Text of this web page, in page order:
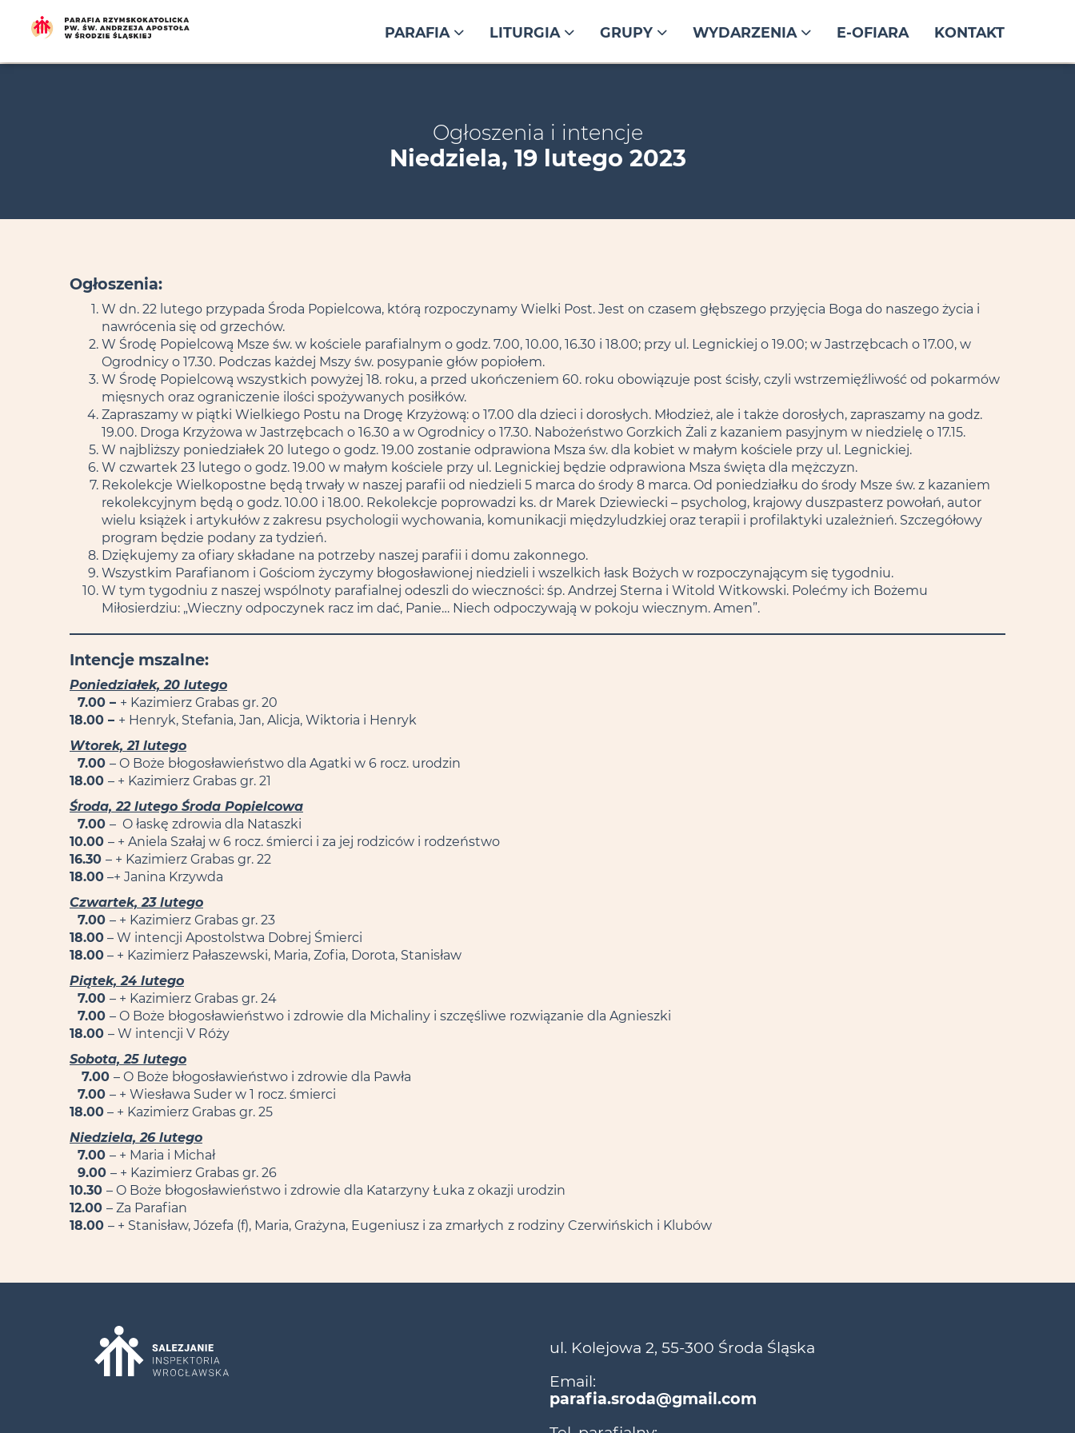
PARAFIA LITURGIA GRUPY WYDARZENIA E-OFIARA KONTAKT
Ogłoszenia i intencje
Niedziela, 19 lutego 2023
Ogłoszenia:
W dn. 22 lutego przypada Środa Popielcowa, którą rozpoczynamy Wielki Post. Jest on czasem głębszego przyjęcia Boga do naszego życia i
nawrócenia się od grzechów.
W Środę Popielcową Msze św. w kościele parafialnym o godz. 7.00, 10.00, 16.30 i 18.00; przy ul. Legnickiej o 19.00; w Jastrzębcach o 17.00, w
Ogrodnicy o 17.30. Podczas każdej Mszy św. posypanie głów popiołem.
W Środę Popielcową wszystkich powyżej 18. roku, a przed ukończeniem 60. roku obowiązuje post ścisły, czyli wstrzemięźliwość od pokarmów
mięsnych oraz ograniczenie ilości spożywanych posiłków.
Zapraszamy w piątki Wielkiego Postu na Drogę Krzyżową: o 17.00 dla dzieci i dorosłych. Młodzież, ale i także dorosłych, zapraszamy na godz.
19.00. Droga Krzyżowa w Jastrzębcach o 16.30 a w Ogrodnicy o 17.30. Nabożeństwo Gorzkich Żali z kazaniem pasyjnym w niedzielę o 17.15.
W najbliższy poniedziałek 20 lutego o godz. 19.00 zostanie odprawiona Msza św. dla kobiet w małym kościele przy ul. Legnickiej.
W czwartek 23 lutego o godz. 19.00 w małym kościele przy ul. Legnickiej będzie odprawiona Msza święta dla mężczyzn.
Rekolekcje Wielkopostne będą trwały w naszej parafii od niedzieli 5 marca do środy 8 marca. Od poniedziałku do środy Msze św. z kazaniem
rekolekcyjnym będą o godz. 10.00 i 18.00. Rekolekcje poprowadzi ks. dr Marek Dziewiecki – psycholog, krajowy duszpasterz powołań, autor
wielu książek i artykułów z zakresu psychologii wychowania, komunikacji międzyludzkiej oraz terapii i profilaktyki uzależnień. Szczegółowy
program będzie podany za tydzień.
Dziękujemy za ofiary składane na potrzeby naszej parafii i domu zakonnego.
Wszystkim Parafianom i Gościom życzymy błogosławionej niedzieli i wszelkich łask Bożych w rozpoczynającym się tygodniu.
W tym tygodniu z naszej wspólnoty parafialnej odeszli do wieczności: śp. Andrzej Sterna i Witold Witkowski. Polećmy ich Bożemu
Miłosierdziu: „Wieczny odpoczynek racz im dać, Panie… Niech odpoczywają w pokoju wiecznym. Amen”.
Intencje mszalne:
Poniedziałek, 20 lutego
7.00 – + Kazimierz Grabas gr. 20
18.00 – + Henryk, Stefania, Jan, Alicja, Wiktoria i Henryk
Wtorek, 21 lutego
7.00 – O Boże błogosławieństwo dla Agatki w 6 rocz. urodzin
18.00 – + Kazimierz Grabas gr. 21
Środa, 22 lutego Środa Popielcowa
7.00 – O łaskę zdrowia dla Nataszki
10.00 – + Aniela Szałaj w 6 rocz. śmierci i za jej rodziców i rodzeństwo
16.30 – + Kazimierz Grabas gr. 22
18.00 –+ Janina Krzywda
Czwartek, 23 lutego
7.00 – + Kazimierz Grabas gr. 23
18.00 – W intencji Apostolstwa Dobrej Śmierci
18.00 – + Kazimierz Pałaszewski, Maria, Zofia, Dorota, Stanisław
Piątek, 24 lutego
7.00 – + Kazimierz Grabas gr. 24
7.00 – O Boże błogosławieństwo i zdrowie dla Michaliny i szczęśliwe rozwiązanie dla Agnieszki
18.00 – W intencji V Róży
Sobota, 25 lutego
7.00 – O Boże błogosławieństwo i zdrowie dla Pawła
7.00 – + Wiesława Suder w 1 rocz. śmierci
18.00 – + Kazimierz Grabas gr. 25
Niedziela, 26 lutego
7.00 – + Maria i Michał
9.00 – + Kazimierz Grabas gr. 26
10.30 – O Boże błogosławieństwo i zdrowie dla Katarzyny Łuka z okazji urodzin
12.00 – Za Parafian
18.00 – + Stanisław, Józefa (f), Maria, Grażyna, Eugeniusz i za zmarłych z rodziny Czerwińskich i Klubów
ul. Kolejowa 2, 55-300 Środa Śląska
Email:
parafia.sroda@gmail.com